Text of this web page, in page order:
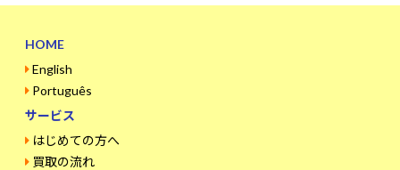
HOME
English
Português
サービス
はじめての方へ
買取の流れ